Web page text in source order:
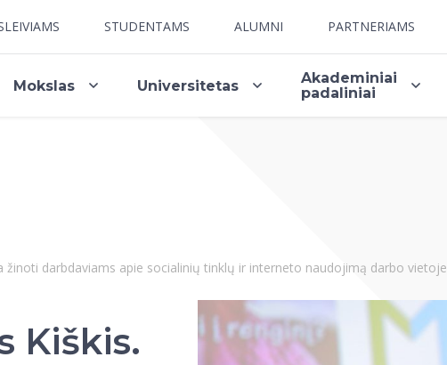
STUDENTAMS ALUMNI PARTNERIAMS
Mokslas Universitetas
Akademiniai
padaliniai
žinoti darbdaviams apie socialinių tinklų ir interneto naudojimą darbo vietoje
Kiškis.